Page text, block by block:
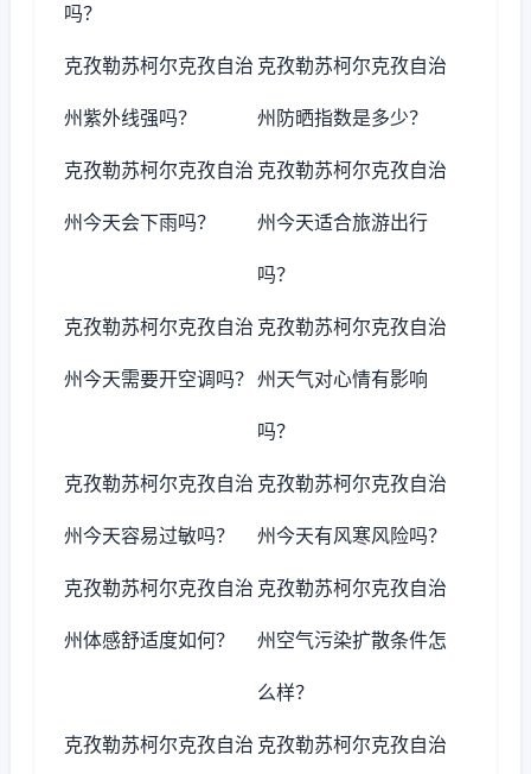
吗？
克孜勒苏柯尔克孜自治
州紫外线强吗？
克孜勒苏柯尔克孜自治
州防晒指数是多少？
克孜勒苏柯尔克孜自治
州今天会下雨吗？
克孜勒苏柯尔克孜自治
州今天适合旅游出行
吗？
克孜勒苏柯尔克孜自治
州今天需要开空调吗？
克孜勒苏柯尔克孜自治
州天气对心情有影响
吗？
克孜勒苏柯尔克孜自治
州今天容易过敏吗？
克孜勒苏柯尔克孜自治
州今天有风寒风险吗？
克孜勒苏柯尔克孜自治
州体感舒适度如何？
克孜勒苏柯尔克孜自治
州空气污染扩散条件怎
么样？
克孜勒苏柯尔克孜自治 克孜勒苏柯尔克孜自治